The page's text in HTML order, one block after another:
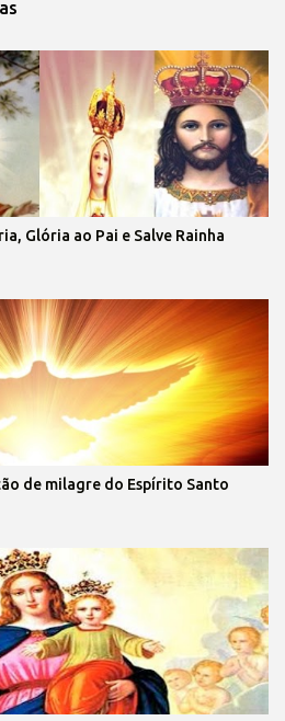
Glória ao Pai e Salve Rainha
de milagre do Espírito Santo